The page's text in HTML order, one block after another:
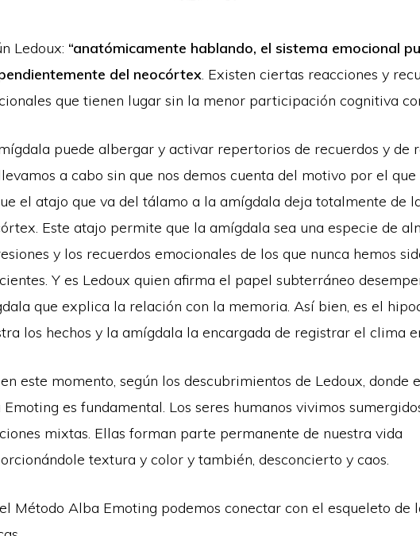
Ledoux: “anatómicamente hablando, el sistema emocional
del neocórtex. Existen ciertas reacciones y
que tienen lugar sin la menor participación cognitiva
puede albergar y activar repertorios de recuerdos y de
a cabo sin que nos demos cuenta del motivo por el que
el atajo que va del tálamo a la amígdala deja totalmente de
Este atajo permite que la amígdala sea una especie de
y los recuerdos emocionales de los que nunca hemos
Y es Ledoux quien afirma el papel subterráneo
que explica la relación con la memoria. Así bien, es el
los hechos y la amígdala la encargada de registrar el clima
este momento, según los descubrimientos de Ledoux, donde
es fundamental. Los seres humanos vivimos
mixtas. Ellas forman parte permanente de nuestra vida
textura y color y también, desconcierto y caos.
Método Alba Emoting podemos conectar con el esqueleto de